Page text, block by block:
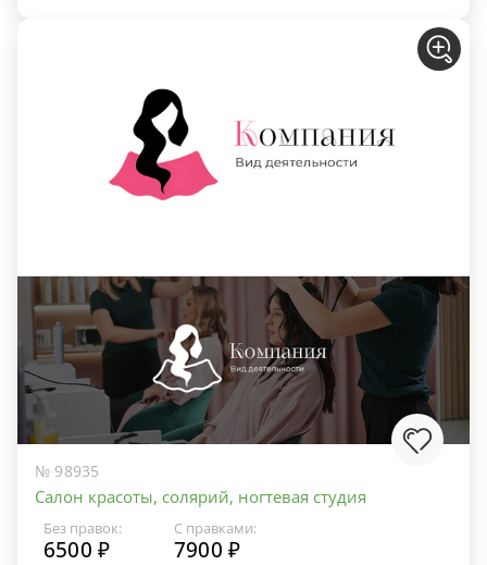
№ 98935
Салон красоты, солярий, ногтевая студия
Без правок:
6500 ₽
С правками:
7900 ₽